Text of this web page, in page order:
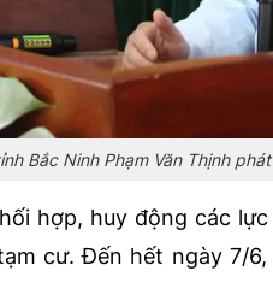
Bắc Ninh Phạm Văn Thịnh
hợp, huy động các
cư. Đến hết ngày 7/